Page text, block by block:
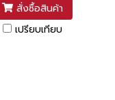
สั่งซื้อสินค้า
เปรียบเทียบ